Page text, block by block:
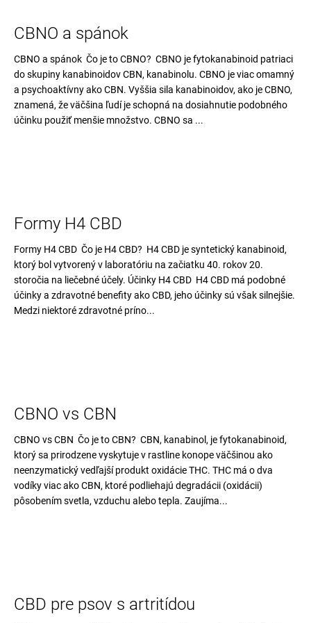
CBNO a spánok
CBNO a spánok Čo je to CBNO? CBNO je fytokanabinoid patriaci
do skupiny kanabinoidov CBN, kanabinolu. CBNO je viac omamný
a psychoaktívny ako CBN. Vyššia sila kanabinoidov, ako je CBNO,
znamená, že väčšina ľudí je schopná na dosiahnutie podobného
účinku použiť menšie množstvo. CBNO sa ...
Formy H4 CBD
Formy H4 CBD Čo je H4 CBD? H4 CBD je syntetický kanabinoid,
ktorý bol vytvorený v laboratóriu na začiatku 40. rokov 20.
storočia na liečebné účely. Účinky H4 CBD H4 CBD má podobné
účinky a zdravotné benefity ako CBD, jeho účinky sú však silnejšie.
Medzi niektoré zdravotné príno...
CBNO vs CBN
CBNO vs CBN Čo je to CBN? CBN, kanabinol, je fytokanabinoid,
ktorý sa prirodzene vyskytuje v rastline konope väčšinou ako
neenzymatický vedľajší produkt oxidácie THC. THC má o dva
vodíky viac ako CBN, ktoré podliehajú degradácii (oxidácii)
pôsobením svetla, vzduchu alebo tepla. Zaujíma...
CBD pre psov s artritídou